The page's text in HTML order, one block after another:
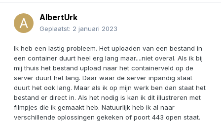
AlbertUrk
Geplaatst: 2 januari 2023
Ik heb een lastig probleem. Het uploaden van een bestand in
een container duurt heel erg lang maar....niet overal. Als ik bij
mij thuis het bestand upload naar het containerveld op de
server duurt het lang. Daar waar de server inpandig staat
duurt het ook lang. Maar als ik op mijn werk ben dan staat het
bestand er direct in. Als het nodig is kan ik dit illustreren met
filmpjes die ik gemaakt heb. Natuurlijk heb ik al naar
verschillende oplossingen gekeken of poort 443 open staat.